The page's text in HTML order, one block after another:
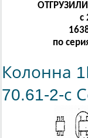
с
по
Колонна
70.61-2-с